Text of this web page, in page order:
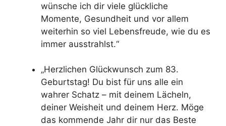
wünsche ich dir viele glückliche
Momente, Gesundheit und vor allem
weiterhin so viel Lebensfreude, wie du es
immer ausstrahlst.“
„Herzlichen Glückwunsch zum 83.
Geburtstag! Du bist für uns alle ein
wahrer Schatz – mit deinem Lächeln,
deiner Weisheit und deinem Herz. Möge
das kommende Jahr dir nur das Beste